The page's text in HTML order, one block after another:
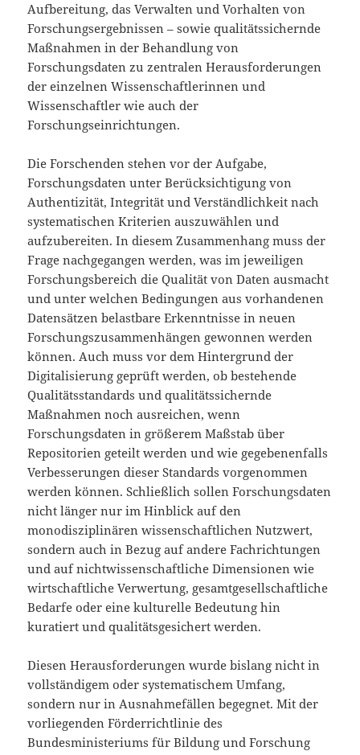
Aufbereitung, das Verwalten und Vorhalten von
Forschungsergebnissen – sowie qualitätssichernde
Maßnahmen in der Behandlung von
Forschungsdaten zu zentralen Herausforderungen
der einzelnen ­Wissenschaftlerinnen und
Wissenschaftler wie auch der
Forschungseinrichtungen.
Die Forschenden stehen vor der Aufgabe,
Forschungsdaten unter Berücksichtigung von
Authentizität, Integrität und Verständlichkeit nach
systematischen Kriterien auszuwählen und
aufzubereiten. In diesem Zusammenhang muss der
Frage nachgegangen werden, was im jeweiligen
Forschungsbereich die Qualität von Daten ausmacht
und unter welchen Bedingungen aus vorhandenen
Datensätzen belastbare Erkenntnisse in neuen
Forschungszusammenhängen gewonnen werden
können. Auch muss vor dem Hintergrund der
Digitalisierung geprüft werden, ob bestehende
Qualitätsstandards und qualitätssichernde
Maßnahmen noch ausreichen, wenn
Forschungsdaten in größerem Maßstab über
Repositorien geteilt werden und wie gegebenenfalls
Verbesserungen dieser Standards vorgenommen
werden können. Schließlich sollen Forschungsdaten
nicht länger nur im Hinblick auf den
monodisziplinären wissenschaftlichen Nutzwert,
sondern auch in Bezug auf andere Fachrichtungen
und auf nichtwissenschaftliche Dimensionen wie
wirtschaftliche Verwertung, gesamtgesellschaftliche
Bedarfe oder eine kulturelle Bedeutung hin
kuratiert und qualitäts­gesichert werden.
Diesen Herausforderungen wurde bislang nicht in
vollständigem oder systematischem Umfang,
sondern nur in Ausnahmefällen begegnet. Mit der
vorliegenden Förderrichtlinie des
Bundesministeriums für Bildung und Forschung